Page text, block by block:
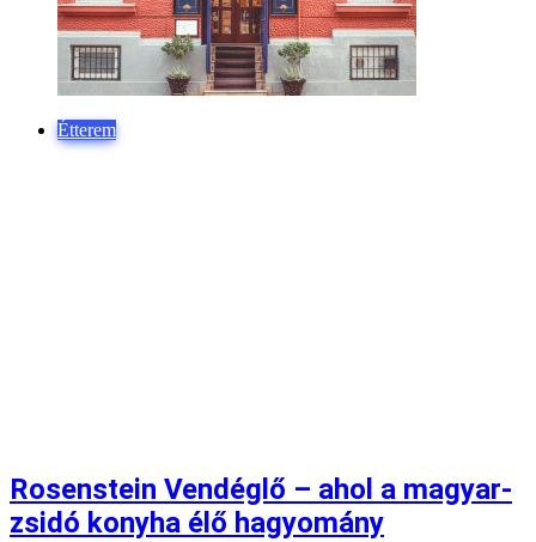
Étterem
Rosenstein Vendéglő – ahol a magyar-
zsidó konyha élő hagyomány